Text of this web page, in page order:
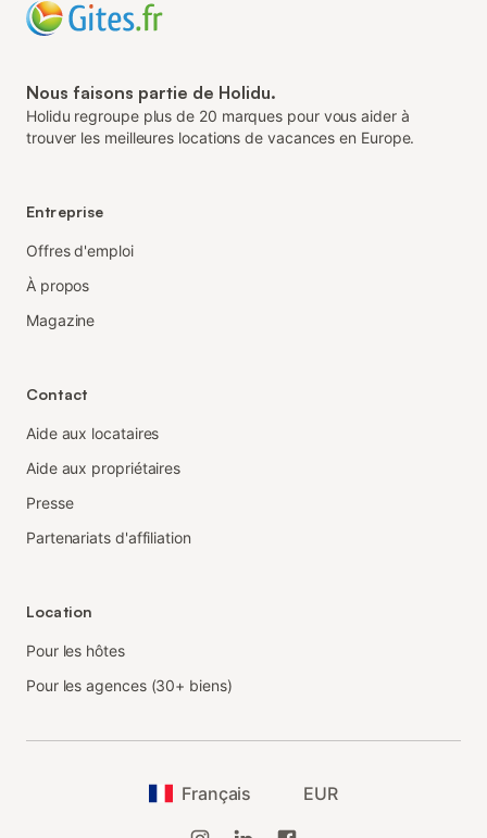
Nous faisons partie de Holidu.
Holidu regroupe plus de 20 marques pour vous aider à
trouver les meilleures locations de vacances en Europe.
Entreprise
Offres d'emploi
À propos
Magazine
Contact
Aide aux locataires
Aide aux propriétaires
Presse
Partenariats d'affiliation
Location
Pour les hôtes
Pour les agences (30+ biens)
Français EUR